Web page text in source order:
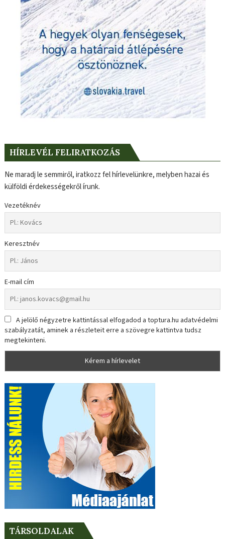
HÍRLEVÉL FELIRATKOZÁS
Ne maradj le semmiről, iratkozz fel hírlevelünkre, melyben hazai és
külföldi érdekességekről írunk.
Vezetéknév
Keresztnév
E-mail cím
A jelölő négyzetre kattintással elfogadod a toptura.hu adatvédelmi
szabályzatát, aminek a részleteit erre a szövegre kattintva tudsz
megtekinteni.
TÁRSOLDALAK